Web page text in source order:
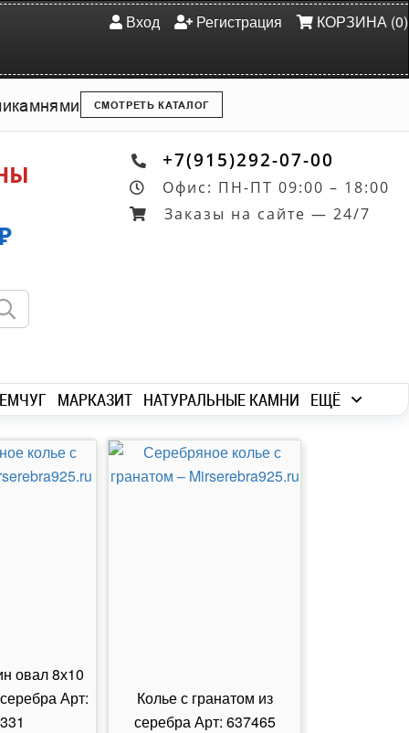
Вход Регистрация КОРЗИНА (0)
камнями СМОТРЕТЬ КАТАЛОГ
+7(915)292-07-00
Офис: ПН-ПТ 09:00 – 18:00
Заказы на сайте — 24/7
МАРКАЗИТ НАТУРАЛЬНЫЕ КАМНИ ЕЩЁ
овал 8х10
Арт:
Колье с гранатом из
серебра Арт: 637465